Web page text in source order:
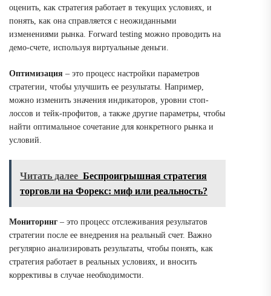
оценить, как стратегия работает в текущих условиях, и
понять, как она справляется с неожиданными
изменениями рынка. Forward testing можно проводить на
демо-счете, используя виртуальные деньги.
Оптимизация – это процесс настройки параметров
стратегии, чтобы улучшить ее результаты. Например,
можно изменить значения индикаторов, уровни стоп-
лоссов и тейк-профитов, а также другие параметры, чтобы
найти оптимальное сочетание для конкретного рынка и
условий.
Читать далее Беспроигрышная стратегия
торговли на Форекс: миф или реальность?
Мониторинг – это процесс отслеживания результатов
стратегии после ее внедрения на реальный счет. Важно
регулярно анализировать результаты, чтобы понять, как
стратегия работает в реальных условиях, и вносить
коррективы в случае необходимости.